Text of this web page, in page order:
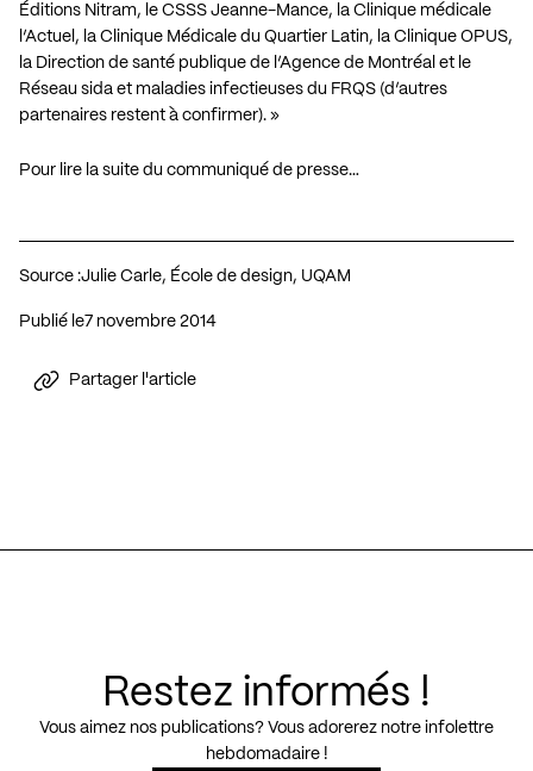
Éditions Nitram, le CSSS Jeanne-Mance, la Clinique médicale
l’Actuel, la Clinique Médicale du Quartier Latin, la Clinique OPUS,
la Direction de santé publique de l’Agence de Montréal et le
Réseau sida et maladies infectieuses du FRQS (d’autres
partenaires restent à confirmer). »
Pour lire la suite du communiqué de presse…
Source :Julie Carle, École de design, UQAM
Publié le 7 novembre 2014
Partager l'article
Restez informés !
Vous aimez nos publications? Vous adorerez notre infolettre
hebdomadaire !